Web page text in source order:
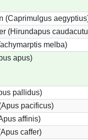
(Caprimulgus
(Hirundapus
melba)
apus)
pallidus)
pacificus)
affinis)
caffer)